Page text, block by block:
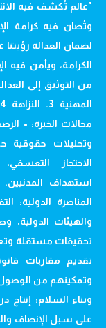
"عالم تُكشف فيه
وتُصان فيه كرامة
لضمان العدالة
الكرامة، ويأمن فيه
مجالات الخبرة: •
وتحليلات حقوقية
الاحتجاز
استهداف
المناصرة الدولية:
والهيئات الدولية،
تحقيقات مستقلة
تقديم مقاربات
وتمكينهم من الوصول
وبناء السلام:
على سبل الإنصاف